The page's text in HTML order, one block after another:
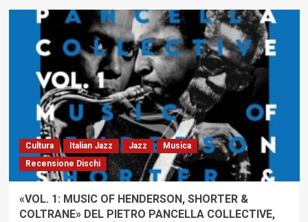
su
NEW
COOL:
LA
QUIETE
DOPO
LA
TENDENZA
Cultura Italian Jazz Jazz
Musica
Recensione Dischi
«VOL. 1: MUSIC OF HENDERSON, SHORTER &
COLTRANE» DEL PIETRO PANCELLA COLLECTIVE,